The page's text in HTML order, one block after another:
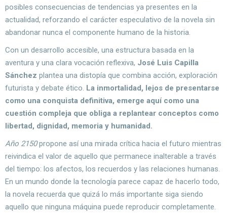
posibles consecuencias de tendencias ya presentes en la
actualidad, reforzando el carácter especulativo de la novela sin
abandonar nunca el componente humano de la historia.
Con un desarrollo accesible, una estructura basada en la
aventura y una clara vocación reflexiva, José Luis Capilla
Sánchez plantea una distopía que combina acción, exploración
futurista y debate ético. La inmortalidad, lejos de presentarse
como una conquista definitiva, emerge aquí como una
cuestión compleja que obliga a replantear conceptos como
libertad, dignidad, memoria y humanidad.
Año 2150propone así una mirada crítica hacia el futuro mientras
reivindica el valor de aquello que permanece inalterable a través
del tiempo: los afectos, los recuerdos y las relaciones humanas.
En un mundo donde la tecnología parece capaz de hacerlo todo,
la novela recuerda que quizá lo más importante siga siendo
aquello que ninguna máquina puede reproducir completamente.